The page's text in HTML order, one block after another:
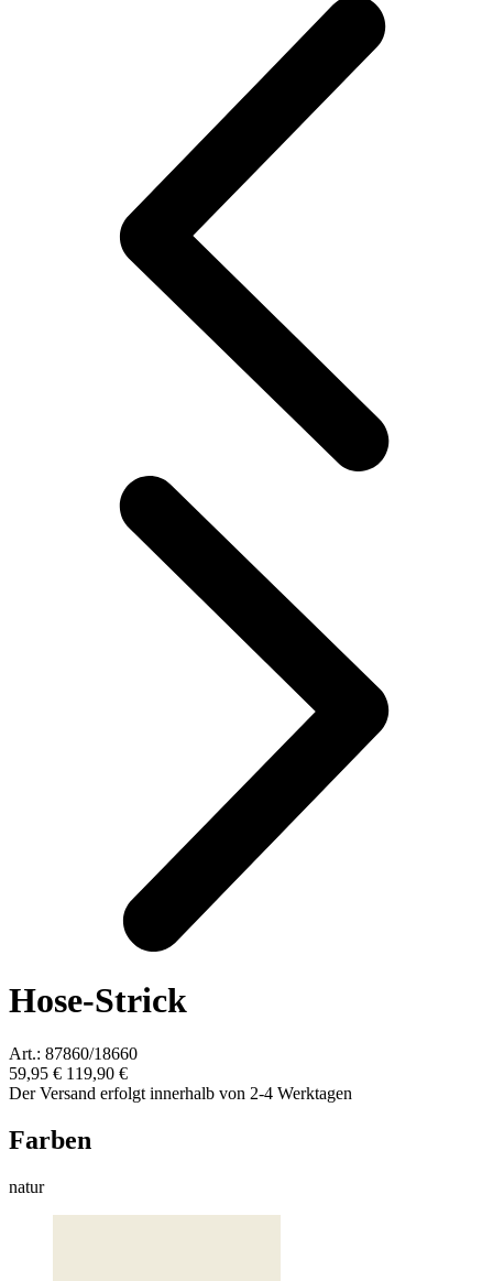
Hose-Strick
Art.: 87860/18660
59,95 € 119,90 €
Der Versand erfolgt innerhalb von 2-4 Werktagen
Farben
natur